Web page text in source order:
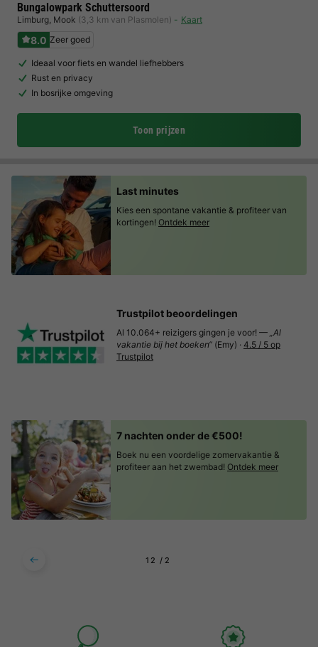
Bungalowpark Schuttersoord
Limburg, Mook (3,3 km van Plasmolen) Kaart
8.0 Zeer goed
Ideaal voor fiets en wandel liefhebbers
Rust en privacy
In bosrijke omgeving
Toon prijzen
Last minutes
Kies een spontane vakantie & profiteer van
kortingen! Ontdek meer
Trustpilot beoordelingen
Al 10.064+ reizigers gingen je voor! — „Al
vakantie bij het boeken“ (Emy) · 4.5 / 5 op
Trustpilot
7 nachten onder de €500!
Boek nu een voordelige zomervakantie &
profiteer aan het zwembad! Ontdek meer
1 2